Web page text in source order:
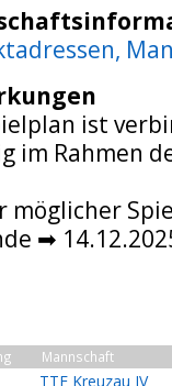
ist
im Rahmen
möglicher
➡
Mannschaft
TTF Kreuzau IV